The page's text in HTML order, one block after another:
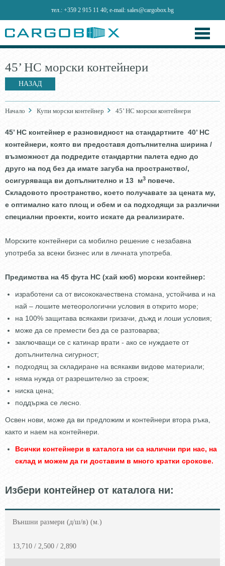
тел.: +359 2 915 11 40; e-mail: sales@cargobox.bg
45’ HC морски контейнери
НАЗАД
Начало Купи морски контейнер 45’ HC морски контейнери
45’ HC контейнер е разновидност на стандартните 40’ HC
контейнери, която ви предоставя допълнителна ширина /
възможност да подредите стандартни палета едно до
друго на под без да имате загуба на пространство/,
осигуряваща ви допълнително и 13 м3 повече.
Складовото пространство, което получавате за цената му,
е оптимално като площ и обем и са подходящи за различни
специални проекти, които искате да реализирате.
Морските контейнери са мобилно решение с незабавна
употреба за всеки бизнес или в личната употреба.
Предимства на 45 фута HC (хай кюб) морски контейнер:
изработени са от висококачествена стомана, устойчива и на
най – лошите метеорологични условия в открито море;
на 100% защитава всякакви гризачи, дъжд и лоши условия;
може да се премести без да се разтоварва;
заключващи се с катинар врати - ако се нуждаете от
допълнителна сигурност;
подходящ за складиране на всякакви видове материали;
няма нужда от разрешително за строеж;
ниска цена;
поддържа се лесно.
Освен нови, може да ви предложим и контейнери втора ръка,
както и наем на контейнери.
Всички контейнери в каталога ни са налични при нас, на
склад и можем да ги доставим в много кратки срокове.
Избери контейнер от каталога ни:
Външни размери (д/ш/в) (м.)
13,710 / 2,500 / 2,890